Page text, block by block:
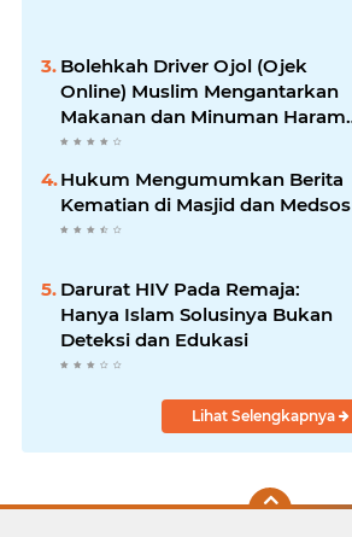
Bolehkah Driver Ojol (Ojek
Online) Muslim Mengantarkan
Makanan dan Minuman Haram
ke Pelanggan?
Hukum Mengumumkan Berita
Kematian di Masjid dan Medsos
Darurat HIV Pada Remaja:
Hanya Islam Solusinya Bukan
Deteksi dan Edukasi
Lihat Selengkapnya